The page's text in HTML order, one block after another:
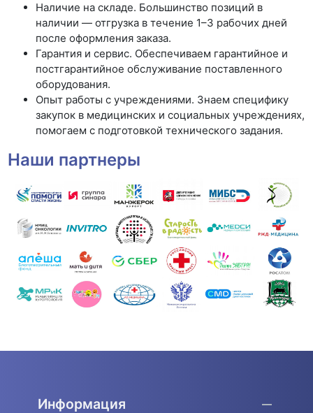
Наличие на складе. Большинство позиций в
наличии — отгрузка в течение 1–3 рабочих дней
после оформления заказа.
Гарантия и сервис. Обеспечиваем гарантийное и
постгарантийное обслуживание поставленного
оборудования.
Опыт работы с учреждениями. Знаем специфику
закупок в медицинских и социальных учреждениях,
помогаем с подготовкой технического задания.
Наши партнеры
Информация